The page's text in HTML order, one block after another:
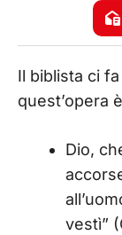
Il biblista ci
quest’opera
Dio,
vestì”